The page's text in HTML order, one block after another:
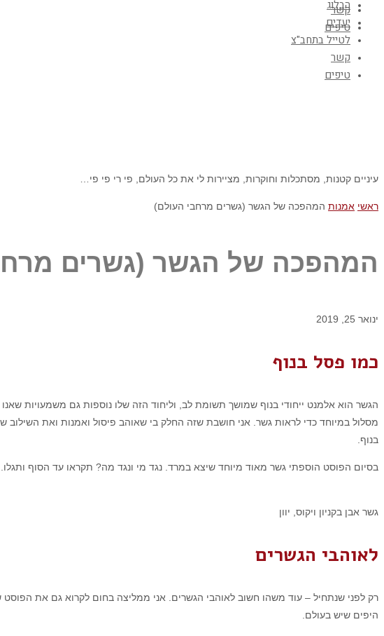
קשר
טיפים
הבלוג
יעדים
לטייל בתחב"צ
קשר
טיפים
עיניים קטנות, מסתכלות וחוקרות, מציירות לי את כל העולם, פי רי פי פי…
ראשי אמנות המהפכה של הגשר (גשרים מרחבי העולם)
המהפכה של הגשר (גשרים
ינואר 25, 2019
כמו פסל בנוף
הגשר הוא אלמנט ייחודי בנוף שמושך תשומת לב, וליחוד הזה שלו נוספות גם משמעויות
מסלול במיוחד כדי לראות גשר. אני חושבת שזה החלק בי שאוהב פיסול ואמנות ואת השילוב
בנוף.
בסיום הפוסט הוספתי גשר מאוד מיוחד שיצא במרד. נגד מי ונגד מה? תקראו עד הסוף ותגלו.
גשר אבן בקניון ויקוס, יוון
לאוהבי הגשרים
רק לפני שנתחיל – עוד משהו חשוב לאוהבי הגשרים. אני ממליצה בחום לקרוא גם את הפוסט
היפים שיש בעולם.